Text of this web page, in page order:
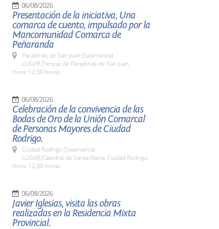
06/08/2026
Presentación de la iniciativa, Una
comarca de cuento, impulsado por la
Mancomunidad Comarca de
Peñaranda
Paradinas de San Juan (Salamanca)
LUGAR Parque de Paradinas de San Juan
Hora: 12,00 horas
06/08/2026
Celebración de la convivencia de las
Bodas de Oro de la Unión Comarcal
de Personas Mayores de Ciudad
Rodrigo.
Ciudad Rodrigo (Salamanca)
LUGAR Catedral de Santa María. Ciudad Rodrigo
Hora: 12,00 horas
06/08/2026
Javier Iglesias, visita las obras
realizadas en la Residencia Mixta
Provincial.